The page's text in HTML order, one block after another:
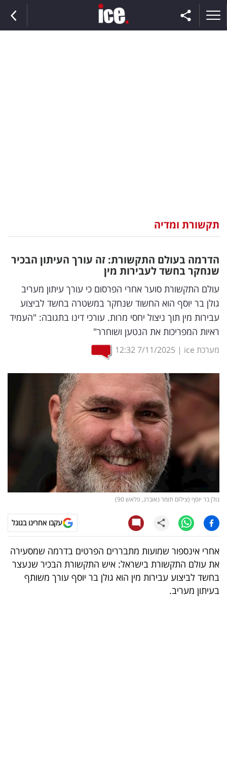
וצרכנות
דיגיטל
וטק
שיווק
ופרסום
משפט
מדדים
ומחקרים
דעות
רכילות
עסקית
ויראלי
טלוויזיה
עסקי
ספורט
קריירה
תקשורת ומדיה
הדרמה בעולם התקשורת: זה עורך העיתון הבכיר
שנחקר בחשד לעבירות מין
עולם התקשורת סוער אחרי הפרסום כי עורך עיתון מעריב
גולן בר יוסף הוא החשוד שנחקר במשטרה בחשד לביצוע
עבירות מין תוך ניצול יחסי מרות. עורכי דינו בתגובה: "העמיד
ראיות המפריכות את הנטען ושוחרר"
מערכת ice |
7/11/2025
12:32
גולן בר יוסף (צילום תומר נאוברג, פלאש 90)
עקבו אחרינו בגוגל
אחרי אינספור שמועות מתבררים הפרטים בדרמה שמסעירה
את עולם התקשורת בישראל: איש התקשורת הבכיר שנעצר
בחשד לביצוע עבירות מין הוא גולן בר יוסף עורך משותף
בעיתון מעריב.